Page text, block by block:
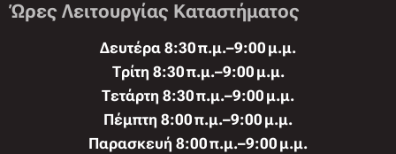
Ώρες Λειτουργίας Καταστήματος
Δευτέρα 8:30 π.μ.–9:00 μ.μ.
Τρίτη 8:30 π.μ.–9:00 μ.μ.
Τετάρτη 8:30 π.μ.–9:00 μ.μ.
Πέμπτη 8:00 π.μ.–9:00 μ.μ.
Παρασκευή 8:00 π.μ.–9:00 μ.μ.